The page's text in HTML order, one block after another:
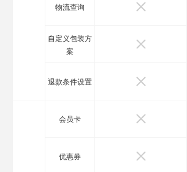
物流查询
自定义包装方
案
退款条件设置
会员卡
优惠券